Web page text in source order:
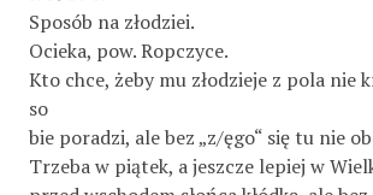
Sposób na złodziei.
Ocieka, pow. Ropczyce.
Kto chce, żeby mu złodzieje z pola nie
so­
bie poradzi, ale bez „z/ęgo“ się tu nie
Trzeba w piątek, a jeszcze lepiej w